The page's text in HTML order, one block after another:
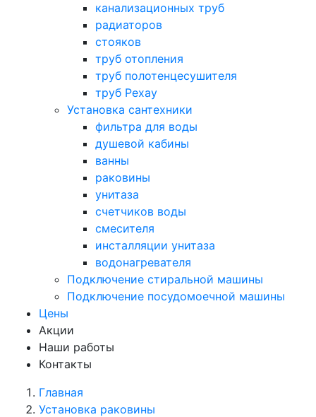
канализационных труб
радиаторов
стояков
труб отопления
труб полотенцесушителя
труб Рехау
Установка сантехники
фильтра для воды
душевой кабины
ванны
раковины
унитаза
счетчиков воды
смесителя
инсталляции унитаза
водонагревателя
Подключение стиральной машины
Подключение посудомоечной машины
Цены
Акции
Наши работы
Контакты
Главная
Установка раковины